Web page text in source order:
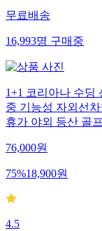
무료배송
16,993명 구매중
1+1 코리아나 수딩
중 기능성 자외선
휴가 야외 등산 골
76,000원
75%18,900원
4.5